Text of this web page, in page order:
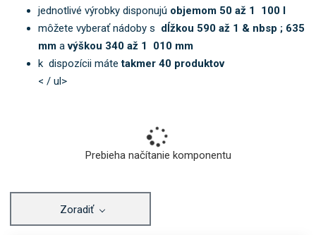
jednotlivé výrobky disponujú objemom 50 až 1 100 l
môžete vyberať nádoby s dĺžkou 590 až 1 & nbsp ; 635
mmavýškou 340 až 1 010 mm
k dispozícii mátetakmer 40 produktov
< / ul>
Prebieha načítanie komponentu
Zoradiť